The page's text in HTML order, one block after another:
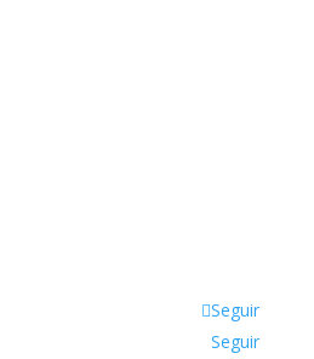
Seguir
Seguir